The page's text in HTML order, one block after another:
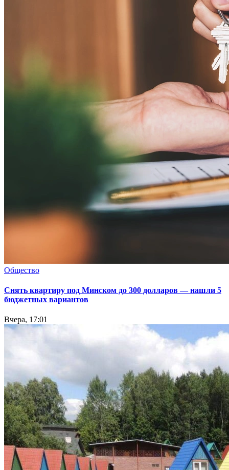
Общество
Снять квартиру под Минском до 300 долларов — нашли 5
бюджетных вариантов
Вчера, 17:01